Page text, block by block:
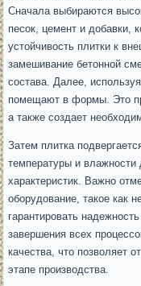
Сначала выбираются
песок, цемент и добавки,
устойчивость плитки к
замешивание бетонной
состава. Далее,
помещают в формы. Это
а также создает
Затем плитка
температуры и
характеристик. Важно
оборудование, такое как
гарантировать
завершения всех
качества, что позволяет
этапе производства.